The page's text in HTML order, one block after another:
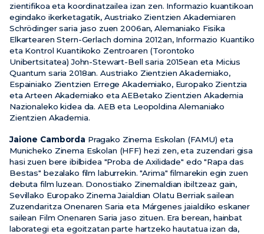
zientifikoa eta koordinatzailea izan zen. Informazio kuantikoan
egindako ikerketagatik, Austriako Zientzien Akademiaren
Schrödinger saria jaso zuen 2006an, Alemaniako Fisika
Elkartearen Stern-Gerlach domina 2012an, Informazio Kuantiko
eta Kontrol Kuantikoko Zentroaren (Torontoko
Unibertsitatea) John-Stewart-Bell saria 2015ean eta Micius
Quantum saria 2018an. Austriako Zientzien Akademiako,
Espainiako Zientzien Errege Akademiako, Europako Zientzia
eta Arteen Akademiako eta AEBetako Zientzien Akademia
Nazionaleko kidea da. AEB eta Leopoldina Alemaniako
Zientzien Akademia.
Jaione Camborda Pragako Zinema Eskolan (FAMU) eta
Municheko Zinema Eskolan (HFF) hezi zen, eta zuzendari gisa
hasi zuen bere ibilbidea "Proba de Axilidade" edo "Rapa das
Bestas" bezalako film laburrekin. "Arima" filmarekin egin zuen
debuta film luzean. Donostiako Zinemaldian ibiltzeaz gain,
Sevillako Europako Zinema Jaialdian Olatu Berriak sailean
Zuzendaritza Onenaren Saria eta Márgenes jaialdiko eskaner
sailean Film Onenaren Saria jaso zituen. Era berean, hainbat
laborategi eta egoitzatan parte hartzeko hautatua izan da,